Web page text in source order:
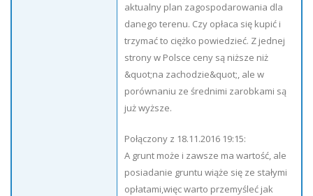
aktualny plan zagospodarowania dla
danego terenu. Czy opłaca się kupić i
trzymać to ciężko powiedzieć. Z jednej
strony w Polsce ceny są niższe niż
&quot;na zachodzie&quot;, ale w
porównaniu ze średnimi zarobkami są
już wyższe.
Połączony z 18.11.2016 19:15:
A grunt może i zawsze ma wartość, ale
posiadanie gruntu wiąże się ze stałymi
opłatami,więc warto przemyśleć jak